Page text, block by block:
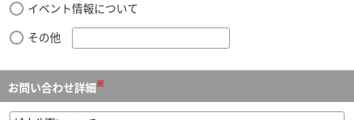
イベント情報について
その他
お問い合わせ詳細※